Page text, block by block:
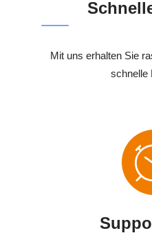
Mit uns erhalten Sie
schnelle